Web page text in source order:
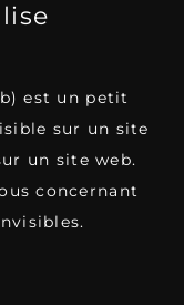
est un petit
sur un site
un site web.
concernant